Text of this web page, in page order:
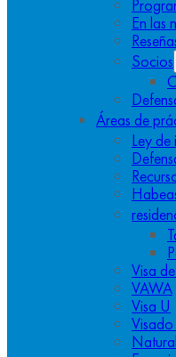
En las
Socios
Áreas de
Ley de
Visa
VAWA
Visa U
Visado